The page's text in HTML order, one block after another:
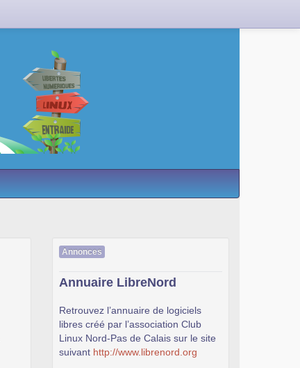
Annonces
Annuaire LibreNord
Retrouvez l’annuaire de logiciels
libres créé par l’association Club
Linux Nord-Pas de Calais sur le site
suivant http://www.librenord.org